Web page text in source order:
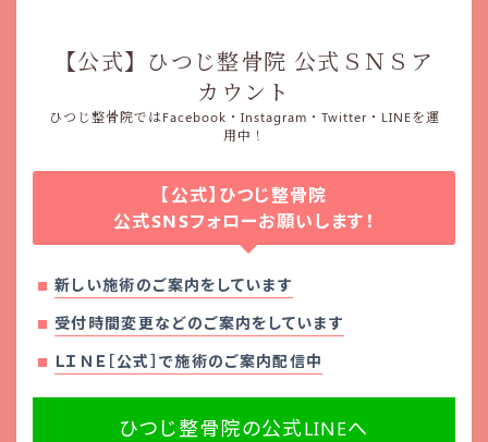
【公式】ひつじ整骨院 公式ＳＮＳア
カウント
ひつじ整骨院ではFacebook・Instagram・Twitter・LINEを運
用中！
【公式】ひつじ整骨院
公式SNSフォローお願いします！
新しい施術のご案内をしています
受付時間変更などのご案内をしています
ＬＩＮＥ［公式］で施術のご案内配信中
ひつじ整骨院の公式LINEへ